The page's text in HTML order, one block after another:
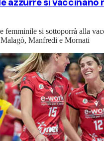
femminile si sottoporrà alla
Manfredi e Mornati